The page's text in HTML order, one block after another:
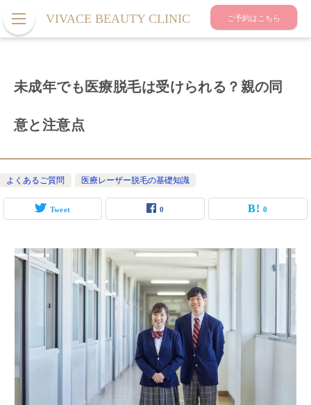
VIVACE BEAUTY CLINIC ご予約はこちら
未成年でも医療脱毛は受けられる？親の同
意と注意点
よくあるご質問 医療レーザー脱毛の基礎知識
Tweet 0 0